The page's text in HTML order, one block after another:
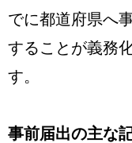
でに都道府県へ
することが義務
す。
事前届出の主な